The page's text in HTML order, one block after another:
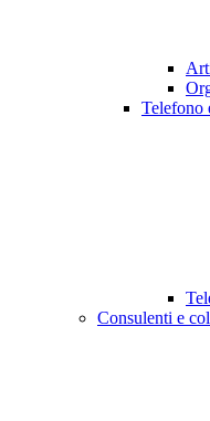
Telefono
Consulenti e